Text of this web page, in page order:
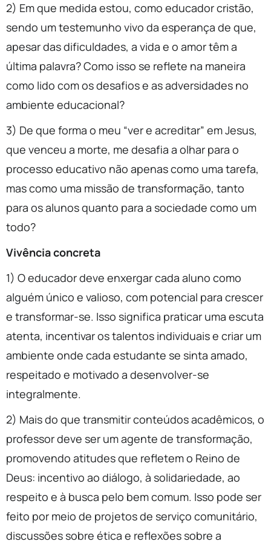
2) Em que medida estou, como educador cristão,
sendo um testemunho vivo da esperança de que,
apesar das dificuldades, a vida e o amor têm a
última palavra? Como isso se reflete na maneira
como lido com os desafios e as adversidades no
ambiente educacional?
3) De que forma o meu “ver e acreditar” em Jesus,
que venceu a morte, me desafia a olhar para o
processo educativo não apenas como uma tarefa,
mas como uma missão de transformação, tanto
para os alunos quanto para a sociedade como um
todo?
Vivência concreta
1) O educador deve enxergar cada aluno como
alguém único e valioso, com potencial para crescer
e transformar-se. Isso significa praticar uma escuta
atenta, incentivar os talentos individuais e criar um
ambiente onde cada estudante se sinta amado,
respeitado e motivado a desenvolver-se
integralmente.
2) Mais do que transmitir conteúdos acadêmicos, o
professor deve ser um agente de transformação,
promovendo atitudes que refletem o Reino de
Deus: incentivo ao diálogo, à solidariedade, ao
respeito e à busca pelo bem comum. Isso pode ser
feito por meio de projetos de serviço comunitário,
discussões sobre ética e reflexões sobre a